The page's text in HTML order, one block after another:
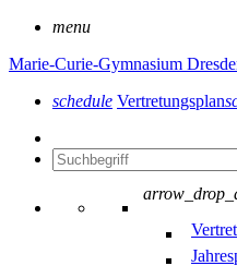
menu
Marie-Curie-Gymnasium
schedule Vertretungsplan